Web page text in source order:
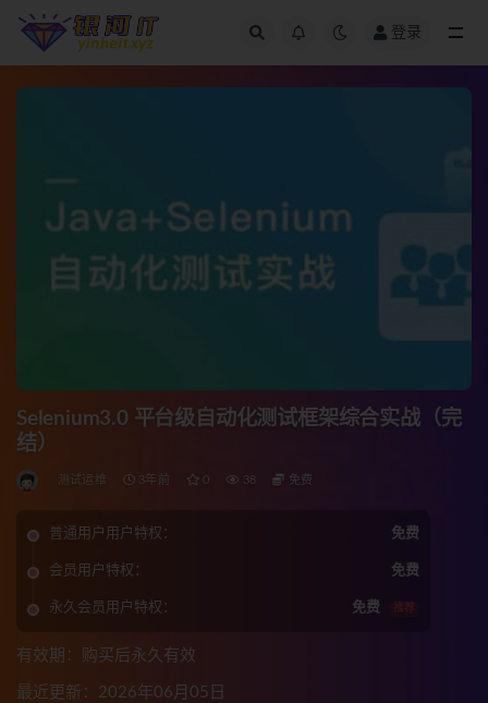
登录
Selenium3.0 平台级自动化测试框架综合实战（完
结）
测试运维 3年前 0 38 免费
普通用户用户特权： 免费
会员用户特权： 免费
永久会员用户特权： 免费 推荐
有效期：购买后永久有效
最近更新：2026年06月05日